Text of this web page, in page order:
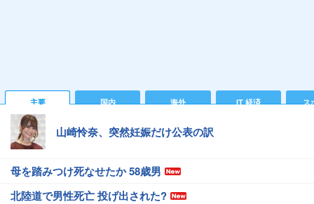
主要 国内 海外 IT 経済 ス
山崎怜奈、突然妊娠だけ公表の訳
母を踏みつけ死なせたか 58歳男
北陸道で男性死亡 投げ出された?